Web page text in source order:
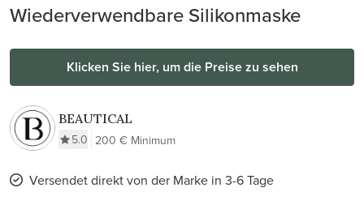
Wiederverwendbare Silikonmaske
Klicken Sie hier, um die Preise zu sehen
BEAUTICAL
5.0 200 € Minimum
Versendet direkt von der Marke in 3-6 Tage